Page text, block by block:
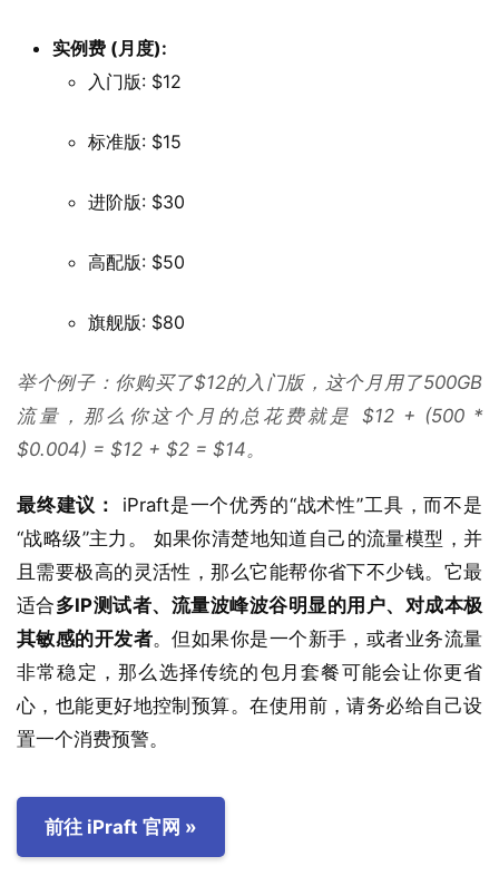
实例费 (月度):
入门版: $12
标准版: $15
进阶版: $30
高配版: $50
旗舰版: $80
举个例子：你购买了$12的入门版，这个月用了500GB
流量，那么你这个月的总花费就是 $12 + (500 *
$0.004) = $12 + $2 = $14。
最终建议：
iPraft是一个优秀的“战术性”工具，而不是
“战略级”主力。 如果你清楚地知道自己的流量模型，并
且需要极高的灵活性，那么它能帮你省下不少钱。它最
适合多IP测试者、流量波峰波谷明显的用户、对成本极
其敏感的开发者。但如果你是一个新手，或者业务流量
非常稳定，那么选择传统的包月套餐可能会让你更省
心，也能更好地控制预算。在使用前，请务必给自己设
置一个消费预警。
前往 iPraft 官网 »